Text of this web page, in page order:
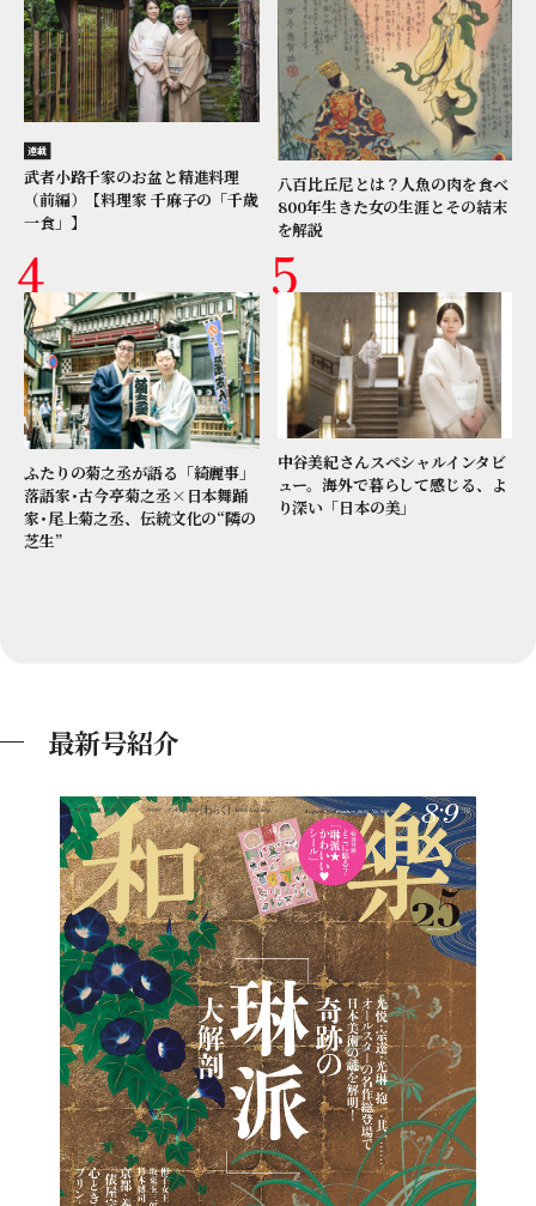
連載
武者小路千家のお盆と精進料理
（前編）【料理家 千麻子の「千歳
一食」】
八百比丘尼とは？人魚の肉を食べ
800年生きた女の生涯とその結末
を解説
ふたりの菊之丞が語る「綺麗事」
落語家･古今亭菊之丞×日本舞踊
家･尾上菊之丞、伝統文化の“隣の
芝生”
中谷美紀さんスペシャルインタビ
ュー。海外で暮らして感じる、よ
り深い「日本の美」
最新号紹介